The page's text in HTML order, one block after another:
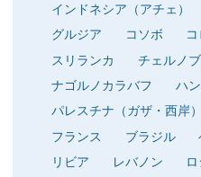
インドネシア（アチェ）
グルジア
コソボ
スリランカ
チェルノ
ナゴルノカラバフ
ハ
パレスチナ（ガザ・西岸）
フランス
ブラジル
リビア
レバノン